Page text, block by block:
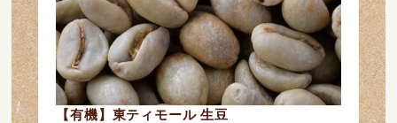
【有機】東ティモール 生豆